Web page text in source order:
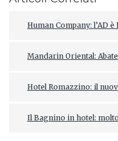
Human Company: l’AD
Mandarin Oriental:
Hotel Romazzino: il
Il Bagnino in hotel: